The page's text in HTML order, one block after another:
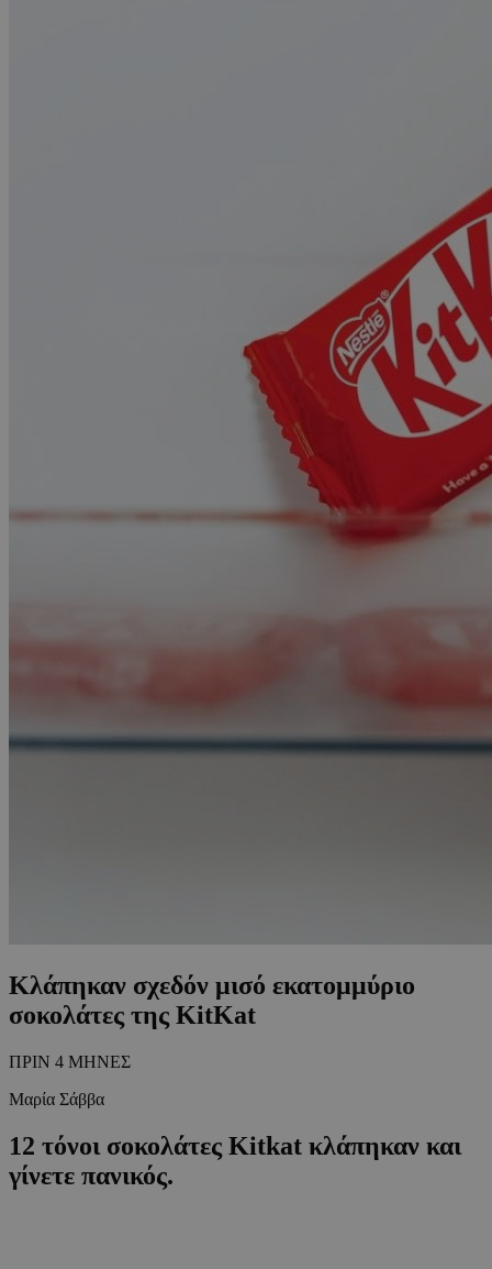
Κλάπηκαν σχεδόν μισό εκατομμύριο
σοκολάτες της KitKat
ΠΡΙΝ 4 ΜΗΝΕΣ
Μαρία Σάββα
12 τόνοι σοκολάτες Kitkat κλάπηκαν και
γίνετε πανικός.